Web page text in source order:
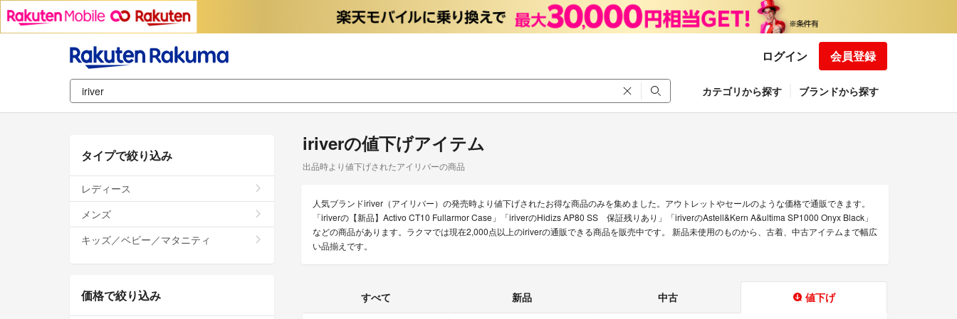
ログイン 会員登録
カテゴリから探す ブランドから探す
iriverの値下げアイテム
出品時より値下げされたアイリバーの商品
人気ブランドiriver（アイリバー）の発売時より値下げされたお得な商品のみを集めました。アウトレットやセールのような価格で通販できます。
「iriverの【新品】Activo CT10 Fullarmor Case」「iriverのHidizs AP80 SS 保証残りあり」「iriverのAstell&Kern A&ultima SP1000 Onyx Black」
などの商品があります。ラクマでは現在2,000点以上のiriverの通販できる商品を販売中です。 新品未使用のものから、古着、中古アイテムまで幅広
い品揃えです。
すべて 新品 中古 値下げ
タイプで絞り込み
レディース
メンズ
キッズ／ベビー／マタニティ
価格で絞り込み